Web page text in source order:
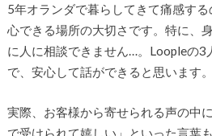
5年オランダで暮らしてきて痛感す
心できる場所の大切さです。特に、
に人に相談できません…。Loopleの3
で、安心して話ができると思います。
実際、お客様から寄せられる声の中
で受けられて嬉しい」といった言葉